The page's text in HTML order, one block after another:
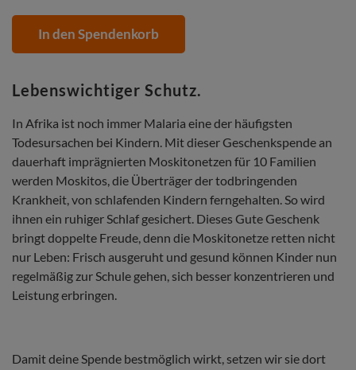
In den Spendenkorb
Lebenswichtiger Schutz.
In Afrika ist noch immer Malaria eine der häufigsten
Todesursachen bei Kindern. Mit dieser Geschenkspende an
dauerhaft imprägnierten Moskitonetzen für 10 Familien
werden Moskitos, die Überträger der todbringenden
Krankheit, von schlafenden Kindern ferngehalten. So wird
ihnen ein ruhiger Schlaf gesichert. Dieses Gute Geschenk
bringt doppelte Freude, denn die Moskitonetze retten nicht
nur Leben: Frisch ausgeruht und gesund können Kinder nun
regelmäßig zur Schule gehen, sich besser konzentrieren und
Leistung erbringen.
Damit deine Spende bestmöglich wirkt, setzen wir sie dort